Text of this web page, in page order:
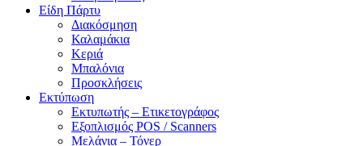
Είδη Πάρτυ
Διακόσμηση
Καλαμάκια
Κεριά
Μπαλόνια
Προσκλήσεις
Εκτύπωση
Εκτυπωτής – Ετικετογράφος
Εξοπλισμός POS / Scanners
Μελάνια – Τόνερ